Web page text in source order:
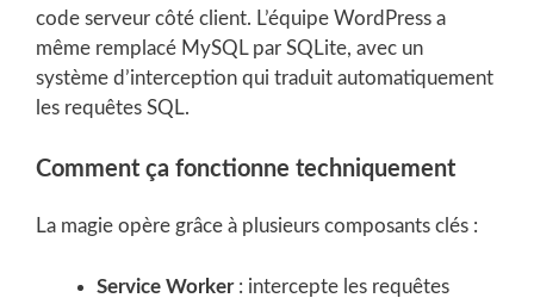
code serveur côté client. L’équipe WordPress a
même remplacé MySQL par SQLite, avec un
système d’interception qui traduit automatiquement
les requêtes SQL.
Comment ça fonctionne techniquement
La magie opère grâce à plusieurs composants clés :
Service Worker: intercepte les requêtes